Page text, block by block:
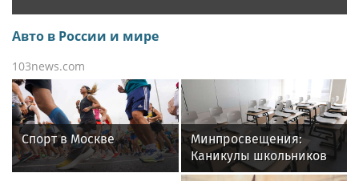
Авто в России и мире
103news.com
Спорт в Москве
Минпросвещения:
Каникулы школьников
осенью продлятся